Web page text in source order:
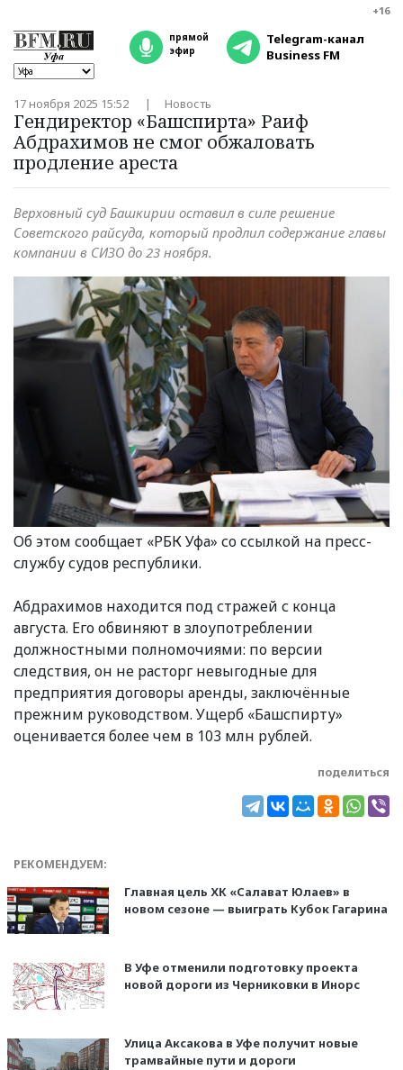
+16
прямой
эфир
Telegram-канал
Business FM
17 ноября 2025 15:52 Новость
Гендиректор «Башспирта» Раиф
Абдрахимов не смог обжаловать
продление ареста
Верховный суд Башкирии оставил в силе решение
Советского райсуда, который продлил содержание главы
компании в СИЗО до 23 ноября.
Об этом сообщает «РБК Уфа» со ссылкой на пресс-
службу судов республики.
Абдрахимов находится под стражей с конца
августа. Его обвиняют в злоупотреблении
должностными полномочиями: по версии
следствия, он не расторг невыгодные для
предприятия договоры аренды, заключённые
прежним руководством. Ущерб «Башспирту»
оценивается более чем в 103 млн рублей.
поделиться
РЕКОМЕНДУЕМ:
Главная цель ХК «Салават Юлаев» в
новом сезоне — выиграть Кубок Гагарина
В Уфе отменили подготовку проекта
новой дороги из Черниковки в Инорс
Улица Аксакова в Уфе получит новые
трамвайные пути и дороги